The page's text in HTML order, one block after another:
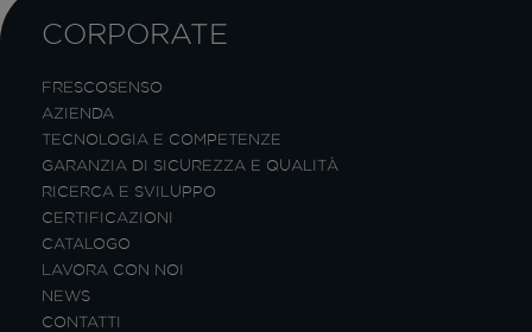
CORPORATE
FRESCOSENSO
AZIENDA
TECNOLOGIA E COMPETENZE
GARANZIA DI SICUREZZA E QUALITÀ
RICERCA E SVILUPPO
CERTIFICAZIONI
CATALOGO
LAVORA CON NOI
NEWS
CONTATTI